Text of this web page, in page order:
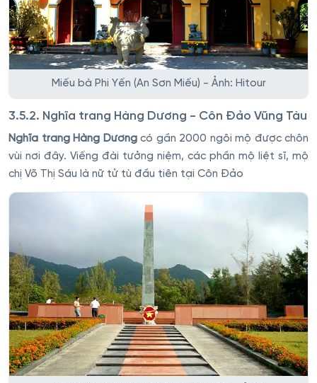
Miếu bà Phi Yến (An Sơn Miếu) - Ảnh: Hitour
3.5.2. Nghĩa trang Hàng Dương - Côn Đảo Vũng Tàu
Nghĩa trang Hàng Dươngcó gần 2000 ngôi mộ được chôn
vùi nơi đây. Viếng đài tưởng niệm, các phần mộ liệt sĩ, mộ
chị Võ Thị Sáu là nữ tử tù đầu tiên tại Côn Đảo